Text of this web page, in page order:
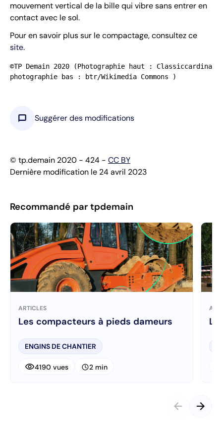
mouvement vertical de la bille qui vibre sans entrer en
contact avec le sol.
Pour en savoir plus sur le compactage, consultez ce
site.
©TP Demain 2020 (Photographie haut :
photographie bas : btr/Wikimedia Commons )
chat_bubble Suggérer des modifications
© tp.demain 2020 - 424 - CC BY
Dernière modification le 24 avril 2023
Recommandé par tpdemain
ARTICLES
Les compacteurs à pieds dameurs
ENGINS DE CHANTIER
visibility4190 vues schedule2 min
arrow_back arrow_forward